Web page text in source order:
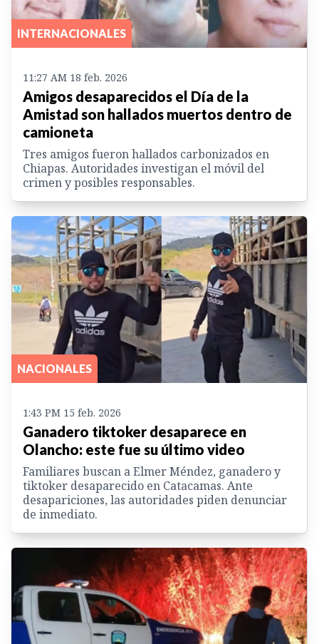
INTERNACIONALES
11:27 AM 18 feb. 2026
Amigos desaparecidos el Día de la
Amistad son hallados muertos dentro de
camioneta
Tres amigos fueron hallados carbonizados en
Chiapas. Autoridades investigan el móvil del
crimen y posibles responsables.
NACIONALES
1:43 PM 15 feb. 2026
Ganadero tiktoker desaparece en
Olancho: este fue su último video
Familiares buscan a Elmer Méndez, ganadero y
tiktoker desaparecido en Catacamas. Ante
desapariciones, las autoridades piden denunciar
de inmediato.